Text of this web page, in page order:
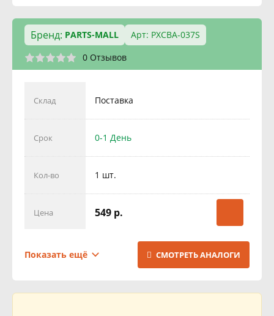
Бренд: PARTS-MALL
Арт: PXCBA-037S
0 Отзывов
Склад Поставка
Срок 0-1 День
Кол-во 1 шт.
Цена 549 р.
Поставка
Показать ещё СМОТРЕТЬ АНАЛОГИ